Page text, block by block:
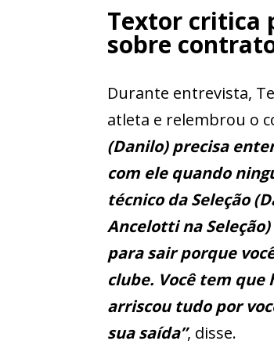
Textor critica
sobre
Durante entrevista,
atleta e relembrou o
(Danilo) precisa
com ele quando
técnico da Seleção
Ancelotti na
para sair porque
clube. Você tem que
arriscou tudo por
sua saída”, disse.